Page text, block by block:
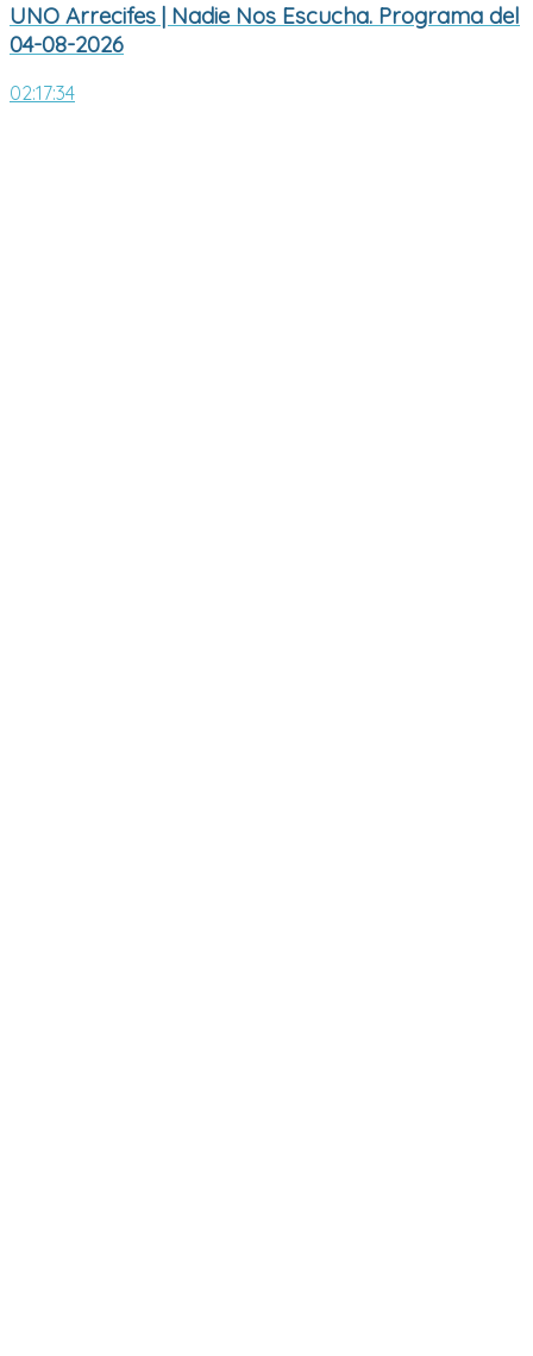
UNO Arrecifes | Nadie Nos Escucha. Programa del
04-08-2026
02:17:34